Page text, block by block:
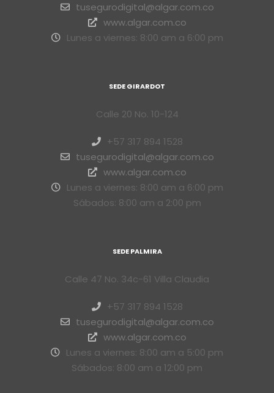
tusegurodigital@algar.com.co
www.algar.com.co
Lunes a viernes: 8:00 am a 6:00 pm
SEDE GIRARDOT
Calle 20 No. 10-124
+57 317 894 1528
tusegurodigital@algar.com.co
www.algar.com.co
Lunes a viernes: 8:00 am a 6:00 pm
Sábados: 8:00 am a 2:00 pm
SEDE PALMIRA
Calle 47 No. 34c-61 Villa Claudia
+57 317 894 1528
tusegurodigital@algar.com.co
www.algar.com.co
Lunes a viernes: 8:00 am a 5:00 pm
Sábados: 8:00 am a 12:00 pm